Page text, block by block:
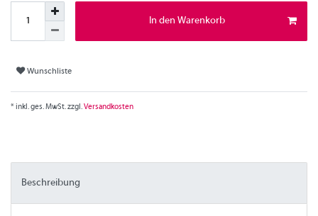
In den Warenkorb
Wunschliste
* inkl. ges. MwSt. zzgl.Versandkosten
Beschreibung